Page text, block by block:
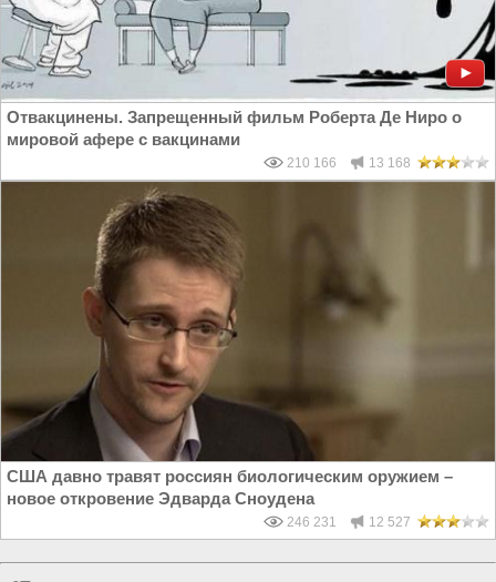
Отвакцинены. Запрещенный фильм Роберта Де Ниро о
мировой афере с вакцинами
210 166 13 168
США давно травят россиян биологическим оружием –
новое откровение Эдварда Сноудена
246 231 12 527